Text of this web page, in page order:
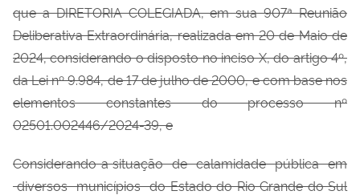
que a DIRETORIA COLEGIADA, em sua 907ª Reunião
Deliberativa Extraordinária, realizada em 20 de Maio de
2024, considerando o disposto no inciso X, do artigo 4º,
da Lei nº 9.984, de 17 de julho de 2000, e com base nos
elementos constantes do processo nº
02501.002446/2024-39, e
Considerando a situação de calamidade pública em
diversos municípios do Estado do Rio Grande do Sul